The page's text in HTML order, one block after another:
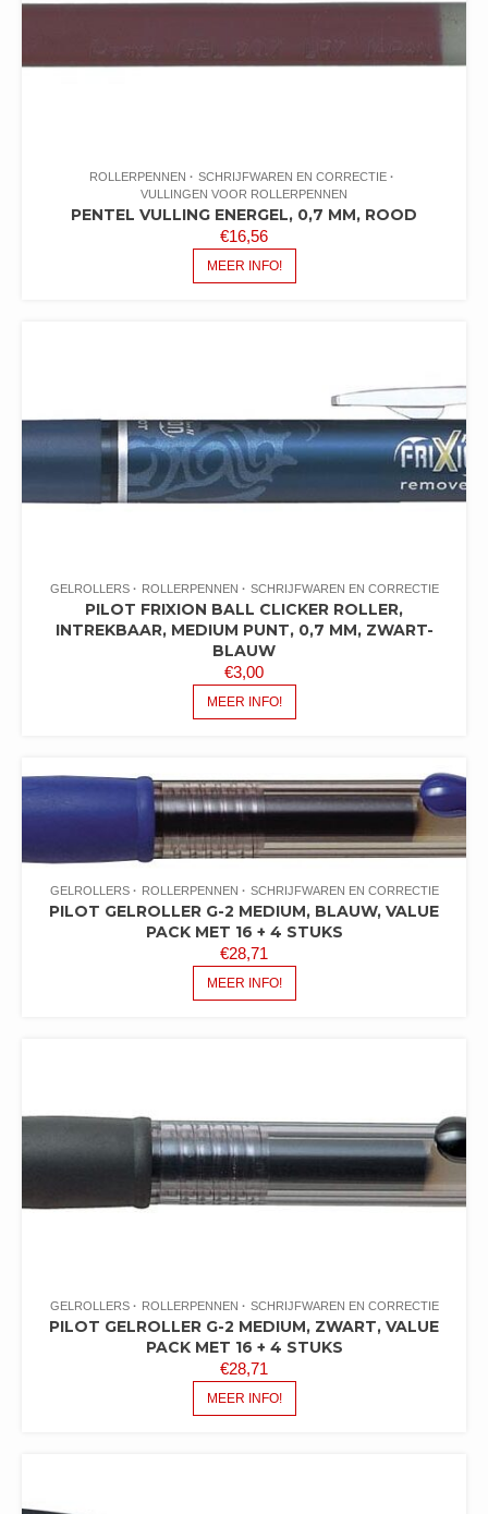
ROLLERPENNEN
SCHRIJFWAREN EN CORRECTIE
VULLINGEN VOOR ROLLERPENNEN
PENTEL VULLING ENERGEL, 0,7 MM, ROOD
€16,56
MEER INFO!
GELROLLERS ROLLERPENNEN SCHRIJFWAREN EN CORRECTIE
PILOT FRIXION BALL CLICKER ROLLER,
INTREKBAAR, MEDIUM PUNT, 0,7 MM, ZWART-
BLAUW
€3,00
MEER INFO!
GELROLLERS ROLLERPENNEN SCHRIJFWAREN EN CORRECTIE
PILOT GELROLLER G-2 MEDIUM, BLAUW, VALUE
PACK MET 16 + 4 STUKS
€28,71
MEER INFO!
GELROLLERS ROLLERPENNEN SCHRIJFWAREN EN CORRECTIE
PILOT GELROLLER G-2 MEDIUM, ZWART, VALUE
PACK MET 16 + 4 STUKS
€28,71
MEER INFO!